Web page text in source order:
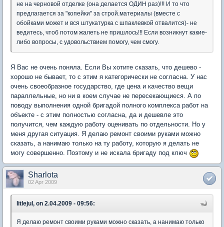
не на черновой отделке (она делается ОДИН раз)!!! И то что
предлагается за "копейки" за строй.материалы (вместе с
обойками может и вся штукатурка с шпаклевкой отвалится)- не
ведитесь, чтоб потом жалеть не пришлось!!! Если возникнут какие-
либо вопросы, с удовольствием помогу, чем смогу.
Я Вас не очень поняла. Если Вы хотите сказать, что дешево -
хорошо не бывает, то с этим я категорически не согласна. У нас
очень своеобразное государство, где цена и качество вещи
параллельные, но ни в коем случае не пересекающиеся. А по
поводу выполнения одной бригадой полного комплекса работ на
объекте - с этим полностью согласна, да и дешевле это
получится, чем каждую работу оценивать по отдельности. Но у
меня другая ситуация. Я делаю ремонт своими руками можно
сказать, а нанимаю только на ту работу, которую я делать не
могу совершенно. Поэтому и не искала бригаду под ключ
Sharlota
02 Apr 2009
litlejul, on 2.04.2009 - 09:56:
Я делаю ремонт своими руками можно сказать, а нанимаю только